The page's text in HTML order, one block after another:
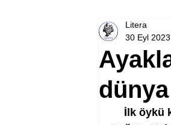
dünya
Litera
30 Eyl 2023
İlk öykü